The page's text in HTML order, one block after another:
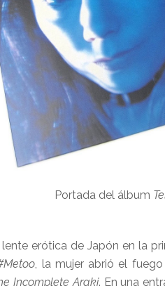
Portada del álbum
erótica de Japón en la
, la mujer abrió el
Incomplete Araki. En una